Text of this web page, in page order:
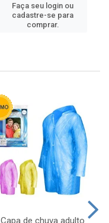
Faça seu login ou
cadastre-se para
comprar.
Capa de chuva adulto